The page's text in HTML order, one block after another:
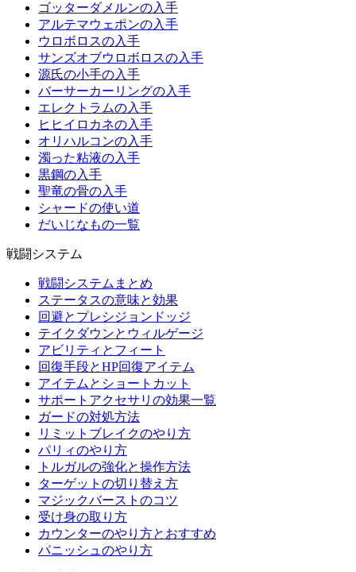
ゴッターダメルンの入手
アルテマウェポンの入手
ウロボロスの入手
サンズオブウロボロスの入手
源氏の小手の入手
バーサーカーリングの入手
エレクトラムの入手
ヒヒイロカネの入手
オリハルコンの入手
濁った粘液の入手
黒鋼の入手
聖竜の骨の入手
シャードの使い道
だいじなもの一覧
戦闘システム
戦闘システムまとめ
ステータスの意味と効果
回避とプレシジョンドッジ
テイクダウンとウィルゲージ
アビリティとフィート
回復手段とHP回復アイテム
アイテムとショートカット
サポートアクセサリの効果一覧
ガードの対処方法
リミットブレイクのやり方
パリィのやり方
トルガルの強化と操作方法
ターゲットの切り替え方
マジックバーストのコツ
受け身の取り方
カウンターのやり方とおすすめ
パニッシュのやり方